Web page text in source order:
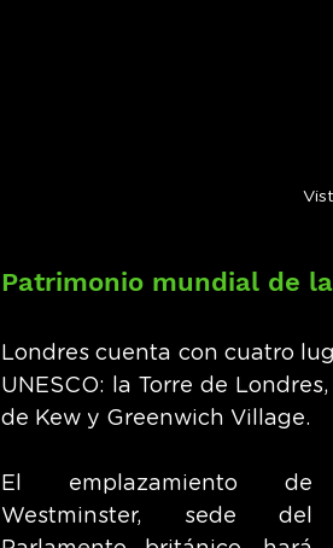
Patrimonio mundial de
Londres cuenta con cuatro
UNESCO: la Torre de
de Kew y Greenwich Village.
El emplazamiento de
Westminster, sede del